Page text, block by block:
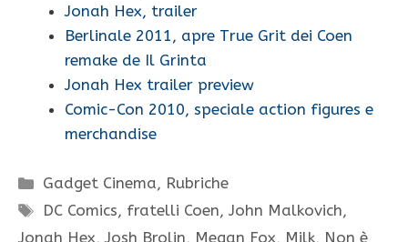
Jonah Hex, trailer
Berlinale 2011, apre True Grit dei Coen
remake de Il Grinta
Jonah Hex trailer preview
Comic-Con 2010, speciale action figures e
merchandise
Categorie
Gadget Cinema, Rubriche
Tag
DC Comics, fratelli Coen,John Malkovich,
Jonah Hex, Josh Brolin, Megan Fox, Milk, Non è